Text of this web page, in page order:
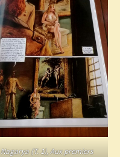
Nagarya (T. 1), Aux premiers